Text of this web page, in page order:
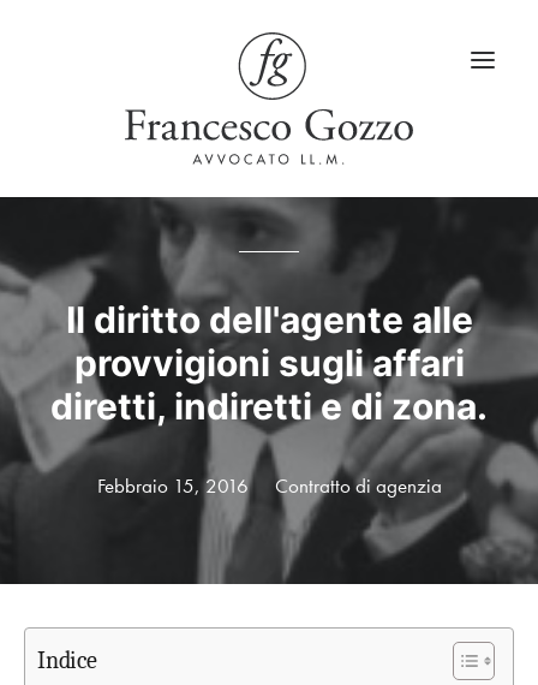
Servizi
Blog
LinkedIn
Contatti
Lingua
Il diritto dell'agente alle
provvigioni sugli affari
diretti, indiretti e di zona.
Febbraio 15, 2016 Contratto di agenzia
Indice